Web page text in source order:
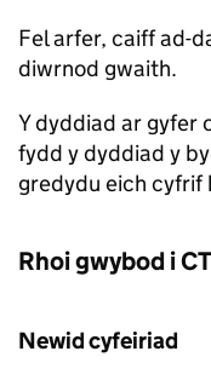
Fel arfer, caiff ad-
diwrnod gwaith.
Y dyddiad ar gyfer
fydd y dyddiad y
gredydu eich cyfrif
Rhoi gwybod i
Newid cyfeiriad